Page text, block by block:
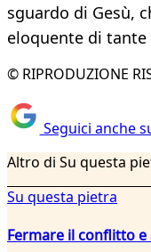
sguardo di Gesù,
eloquente di tante
© RIPRODUZIONE
Seguici anche
Altro di Su questa
Su questa pietra
Fermare il conflitto